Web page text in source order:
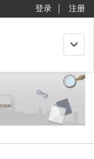
登录 注册
Toggle